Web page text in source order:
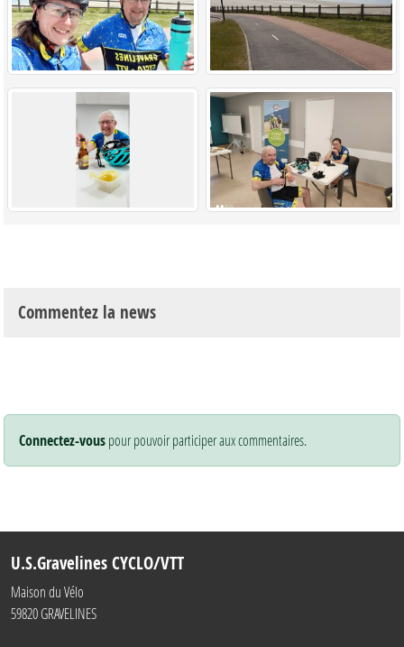
Commentez la news
Connectez-vouspour pouvoir participer aux commentaires.
U.S.Gravelines CYCLO/VTT
Maison du Vélo
59820GRAVELINES